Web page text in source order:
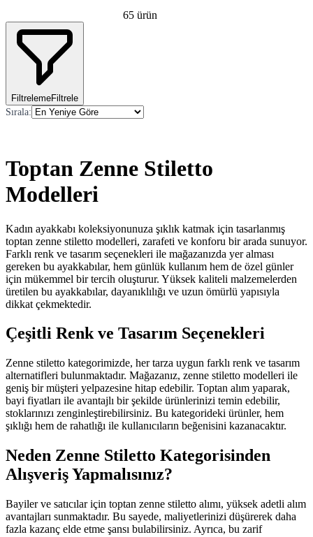
65 ürün
FiltrelemeFiltrele
Sırala:
Toptan Zenne Stiletto
Modelleri
Kadın ayakkabı koleksiyonunuza şıklık katmak için tasarlanmış
toptan zenne stiletto modelleri, zarafeti ve konforu bir arada sunuyor.
Farklı renk ve tasarım seçenekleri ile mağazanızda yer alması
gereken bu ayakkabılar, hem günlük kullanım hem de özel günler
için mükemmel bir tercih oluşturur. Yüksek kaliteli malzemelerden
üretilen bu ayakkabılar, dayanıklılığı ve uzun ömürlü yapısıyla
dikkat çekmektedir.
Çeşitli Renk ve Tasarım Seçenekleri
Zenne stiletto kategorimizde, her tarza uygun farklı renk ve tasarım
alternatifleri bulunmaktadır. Mağazanız, zenne stiletto modelleri ile
geniş bir müşteri yelpazesine hitap edebilir. Toptan alım yaparak,
bayi fiyatları ile avantajlı bir şekilde ürünlerinizi temin edebilir,
stoklarınızı zenginleştirebilirsiniz. Bu kategorideki ürünler, hem
şıklığı hem de rahatlığı ile kullanıcıların beğenisini kazanacaktır.
Neden Zenne Stiletto Kategorisinden
Alışveriş Yapmalısınız?
Bayiler ve satıcılar için toptan zenne stiletto alımı, yüksek adetli alım
avantajları sunmaktadır. Bu sayede, maliyetlerinizi düşürerek daha
fazla kazanç elde etme şansı bulabilirsiniz. Ayrıca, bu zarif